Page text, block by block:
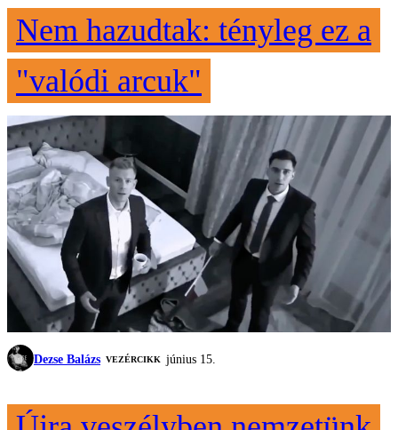
Nem hazudtak: tényleg ez a
"valódi arcuk"
Dezse Balázs VEZÉRCIKK június 15.